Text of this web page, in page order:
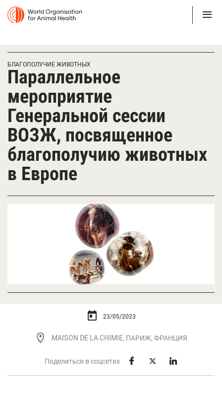
БЛАГОПОЛУЧИЕ ЖИВОТНЫХ
Параллельное
мероприятие
Генеральной сессии
ВОЗЖ, посвященное
благополучию животных
в Европе
23/05/2023
MAISON DE LA CHIMIE, ПАРИЖ, ФРАНЦИЯ
Поделиться в соцсетях